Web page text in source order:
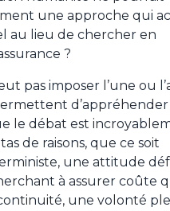
une approche qui
au lieu de chercher en
?
pas imposer l’une ou
le débat est
de raisons, que ce soit
une attitude
à assurer coûte
une volonté